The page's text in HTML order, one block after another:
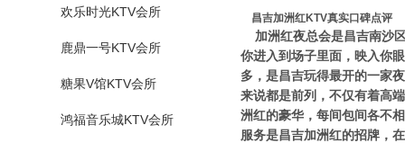
欢乐时光KTV会所
鹿鼎一号KTV会所
糖果V馆KTV会所
鸿福音乐城KTV会所
昌吉加洲红KTV真实口碑点评
加洲红夜总会是昌吉南沙
你进入到场子里面，映入你
多，是昌吉玩得最开的一家
来说都是前列，不仅有着高
洲红的豪华，每间包间各不
服务是昌吉加洲红的招牌，